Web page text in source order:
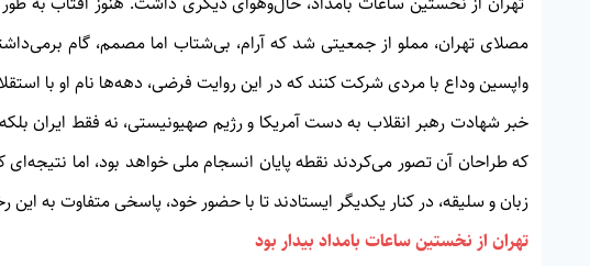
مصلای تهران، مملو از جمعیتی شد که آرام، بی‌شتاب اما مصمم، گام
واپسین وداع با مردی شرکت کنند که در این روایت فرضی، دهه‌ها نام او با
خبر شهادت رهبر انقلاب به دست آمریکا و رژیم صهیونیستی، نه فقط ایران
که طراحان آن تصور می‌کردند نقطه پایان انسجام ملی خواهد بود، اما نتیجه‌ای
زبان و سلیقه، در کنار یکدیگر ایستادند تا با حضور خود، پاسخی متفاوت به این
تهران از نخستین ساعات بامداد بیدار بود